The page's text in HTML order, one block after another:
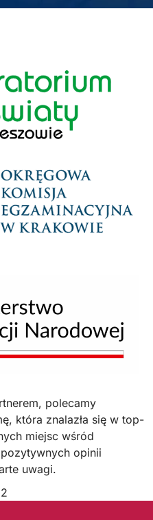
polecamy
która znalazła się w top-
miejsc wśród
opinii
uwagi.